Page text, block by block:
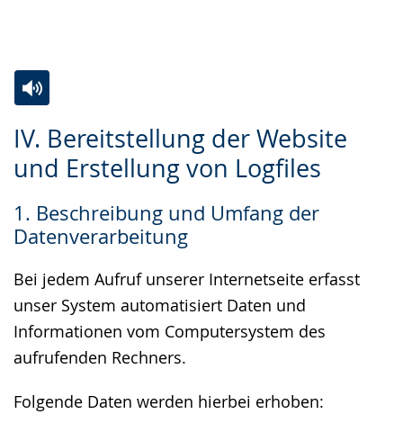
IV. Bereitstellung der Website
und Erstellung von Logfiles
1. Beschreibung und Umfang der
Datenverarbeitung
Bei jedem Aufruf unserer Internetseite erfasst
unser System automatisiert Daten und
Informationen vom Computersystem des
aufrufenden Rechners.
Folgende Daten werden hierbei erhoben:
Leichten
Sprache
Audio-
Unterstützung.
Video
in
Gebärdensprache
wird
angezeigt.